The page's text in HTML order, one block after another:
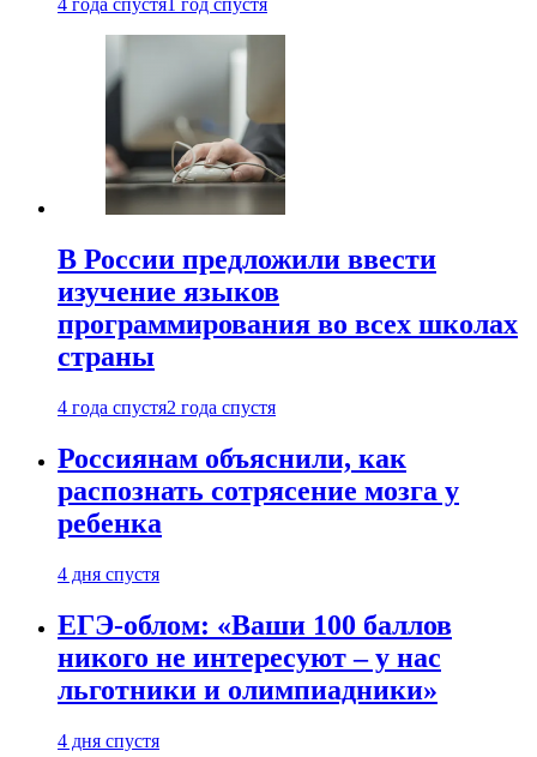
4 года спустя 1 год спустя
В России предложили ввести
изучение языков
программирования во всех школах
страны
4 года спустя2 года спустя
Россиянам объяснили, как
распознать сотрясение мозга у
ребенка
4 дня спустя
ЕГЭ-облом: «Ваши 100 баллов
никого не интересуют – у нас
льготники и олимпиадники»
4 дня спустя